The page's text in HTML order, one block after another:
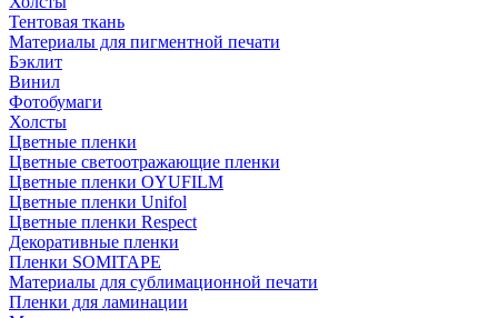
Тентовая ткань
Материалы для пигментной печати
Бэклит
Винил
Фотобумаги
Холсты
Цветные пленки
Цветные светоотражающие пленки
Цветные пленки OYUFILM
Цветные пленки Unifol
Цветные пленки Respect
Декоративные пленки
Пленки SOMITAPE
Материалы для сублимационной печати
Пленки для ламинации